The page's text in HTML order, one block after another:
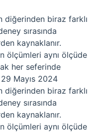
diğerinden biraz farklı
sırasında
kaynaklanır.
ölçümleri aynı ölçüde
her seferinde
29 Mayıs 2024
diğerinden biraz farklı
sırasında
kaynaklanır.
ölçümleri aynı ölçüde